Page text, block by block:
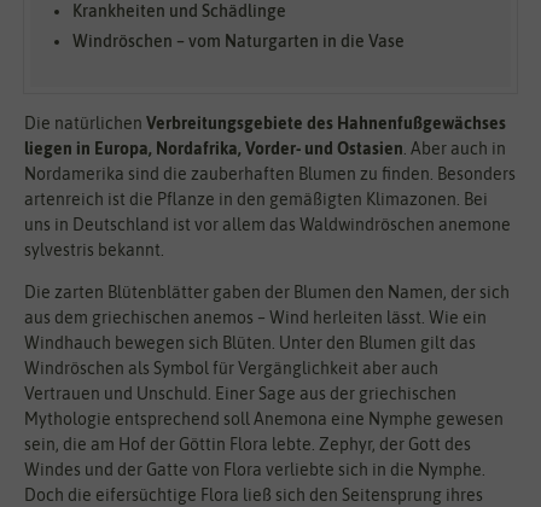
Krankheiten und Schädlinge
Windröschen – vom Naturgarten in die Vase
Die natürlichen Verbreitungsgebiete des Hahnenfußgewächses
liegen in Europa, Nordafrika, Vorder- und Ostasien . Aber auch in
Nordamerika sind die zauberhaften Blumen zu finden. Besonders
artenreich ist die Pflanze in den gemäßigten Klimazonen. Bei
uns in Deutschland ist vor allem das Waldwindröschen anemone
sylvestris bekannt.
Die zarten Blütenblätter gaben der Blumen den Namen, der sich
aus dem griechischen anemos – Wind herleiten lässt. Wie ein
Windhauch bewegen sich Blüten. Unter den Blumen gilt das
Windröschen als Symbol für Vergänglichkeit aber auch
Vertrauen und Unschuld. Einer Sage aus der griechischen
Mythologie entsprechend soll Anemona eine Nymphe gewesen
sein, die am Hof der Göttin Flora lebte. Zephyr, der Gott des
Windes und der Gatte von Flora verliebte sich in die Nymphe.
Doch die eifersüchtige Flora ließ sich den Seitensprung ihres